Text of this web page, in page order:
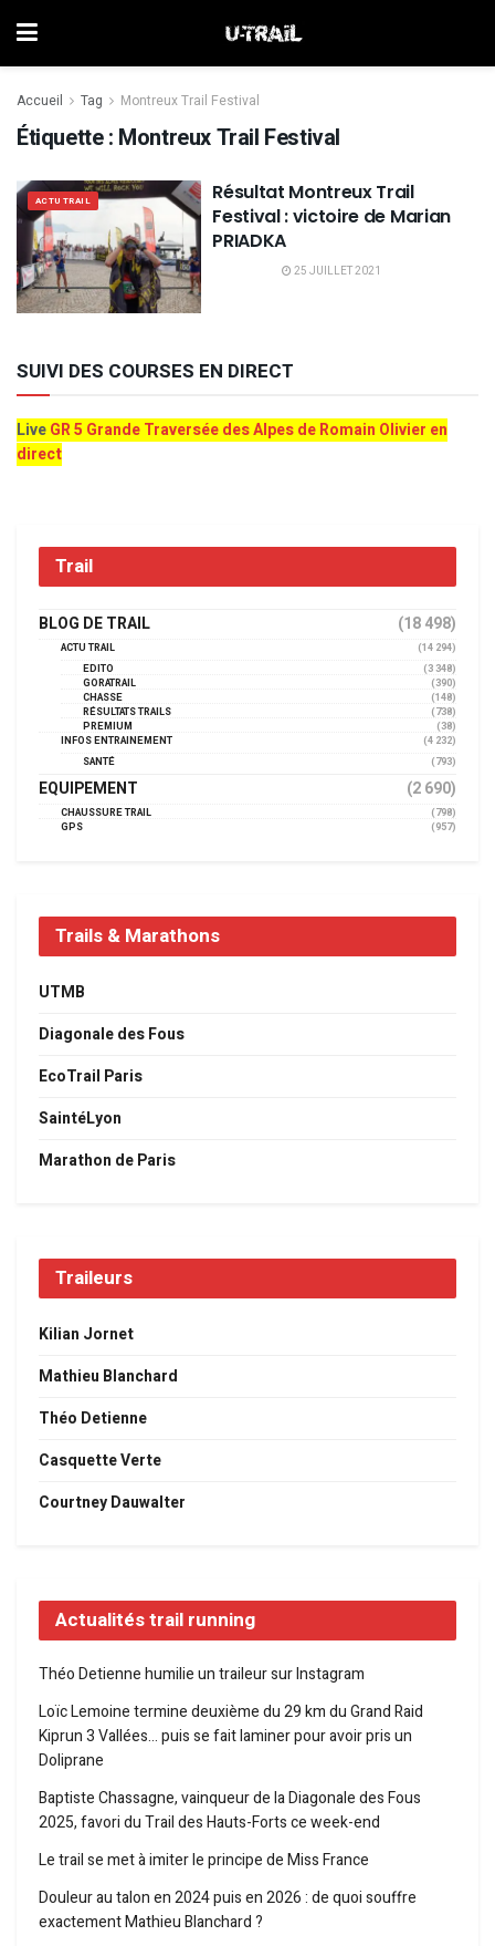
Accueil Tag Montreux Trail Festival
Étiquette : Montreux Trail Festival
ACTU TRAIL
Résultat Montreux Trail
Festival : victoire de Marian
PRIADKA
25 JUILLET 2021
SUIVI DES COURSES EN DIRECT
LiveGR 5 Grande Traversée des Alpes de Romain Olivier en
direct
Trail
BLOG DE TRAIL (18 498)
ACTU TRAIL
(14 294)
EDITO
(3 348)
GORATRAIL
(390)
CHASSE
(148)
RÉSULTATS TRAILS
(738)
PREMIUM
(38)
INFOS ENTRAINEMENT
(4 232)
SANTÉ
(793)
EQUIPEMENT (2 690)
CHAUSSURE TRAIL
(798)
GPS
(957)
Trails & Marathons
UTMB
Diagonale des Fous
EcoTrail Paris
SaintéLyon
Marathon de Paris
Traileurs
Kilian Jornet
Mathieu Blanchard
Théo Detienne
Casquette Verte
Courtney Dauwalter
Actualités trail running
Théo Detienne humilie un traileur sur Instagram
Loïc Lemoine termine deuxième du 29 km du Grand Raid
Kiprun 3 Vallées… puis se fait laminer pour avoir pris un
Doliprane
Baptiste Chassagne, vainqueur de la Diagonale des Fous
2025, favori du Trail des Hauts-Forts ce week-end
Le trail se met à imiter le principe de Miss France
Douleur au talon en 2024 puis en 2026 : de quoi souffre
exactement Mathieu Blanchard ?